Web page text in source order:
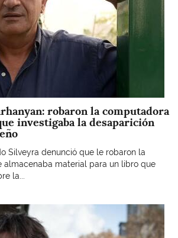
robaron la computadora
investigaba la desaparición
Silveyra denunció que le robaron la
almacenaba material para un libro que
la...